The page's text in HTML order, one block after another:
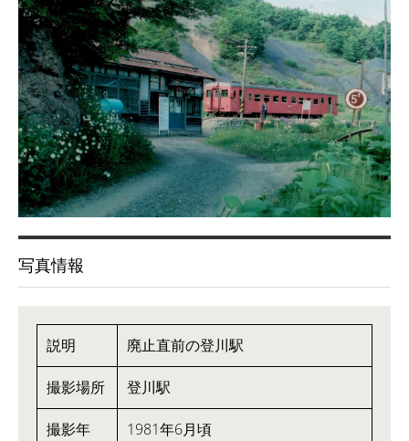
写真情報
説明 廃止直前の登川駅
撮影場所 登川駅
撮影年 1981年6月頃